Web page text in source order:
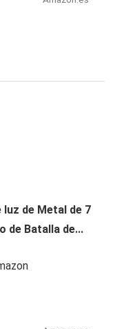
luz de Metal de 7
de Batalla de...